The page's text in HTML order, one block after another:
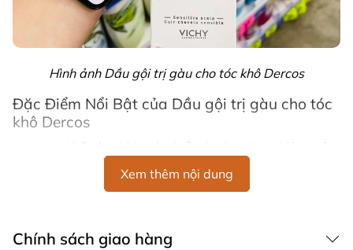
Hình ảnh Dầu gội trị gàu cho tóc khô Dercos
Đặc Điểm Nổi Bật của Dầu gội trị gàu cho tóc
khô Dercos
Loại bỏ tới 100% gàu hiển thị
: Đạt được hiệu quả
rõ rệt ngay lần đầu tiên sử dụng.
6 tuần ngăn ngừa tái phát gàu
: Giữ cho tóc sạch
duy trì sự cân bằng của vi sinh vật trên da đầu.
Xem thêm nội dung
Chính sách giao hàng